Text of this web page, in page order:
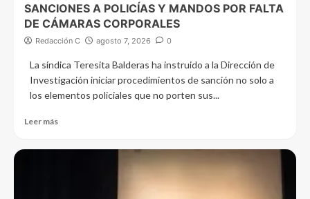
SANCIONES A POLICÍAS Y MANDOS POR FALTA
DE CÁMARAS CORPORALES
Redacción C agosto 7, 2026 0
La síndica Teresita Balderas ha instruido a la Dirección de
Investigación iniciar procedimientos de sanción no solo a
los elementos policiales que no porten sus...
Leer más